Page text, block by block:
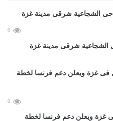
0
شرقى مدينة غزة
0
غزة ويعلن دعم فرنسا لخطة